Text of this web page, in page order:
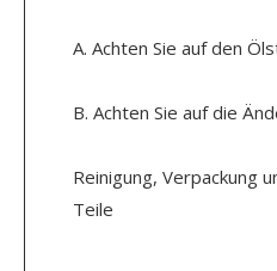
A. Achten Sie auf den
B. Achten Sie auf die
Reinigung, Verpackung
Teile